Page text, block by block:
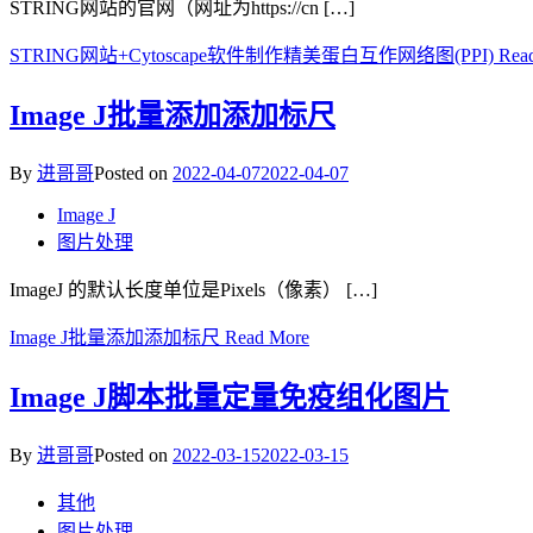
STRING网站的官网（网址为https://cn […]
STRING网站+Cytoscape软件制作精美蛋白互作网络图(PPI)
Image J批量添加添加标尺
By 进哥哥Posted on 2022-04-072022-04-07
Image J
图片处理
ImageJ 的默认长度单位是Pixels（像素） […]
Image J批量添加添加标尺 Read More
Image J脚本批量定量免疫组化图片
By 进哥哥Posted on 2022-03-152022-03-15
其他